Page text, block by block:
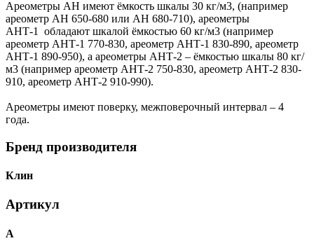
Ареометры АН имеют ёмкость шкалы 30 кг/м3, (например
ареометр АН 650-680 или АН 680-710), ареометры
АНТ-1 обладают шкалой ёмкостью 60 кг/м3 (например
ареометр АНТ-1 770-830, ареометр АНТ-1 830-890, ареометр
АНТ-1 890-950), а ареометры АНТ-2 – ёмкостью шкалы 80 кг/
м3 (например ареометр АНТ-2 750-830, ареометр АНТ-2 830-
910, ареометр АНТ-2 910-990).
Ареометры имеют поверку, межповерочный интервал – 4
года.
Бренд производителя
Клин
Артикул
А